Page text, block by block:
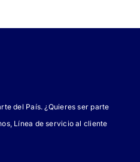
del País. ¿Quieres ser parte
Línea de servicio al cliente